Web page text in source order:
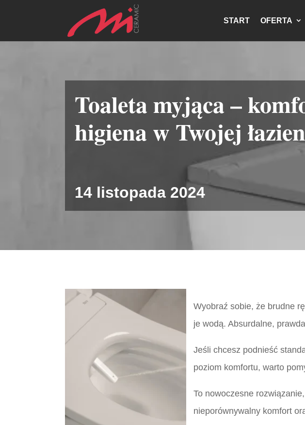
START OFERTA
Toaleta myjąca –
higiena w Twojej
14 listopada 2024
Wyobraź sobie, że brudne
je wodą. Absurdalne,
Jeśli chcesz podnieść
poziom komfortu, warto
To nowoczesne
nieporównywalny komfort